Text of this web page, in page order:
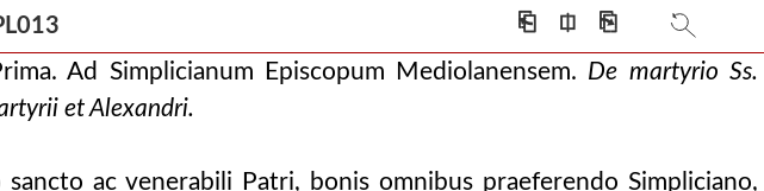
⎗ ⎅ ⎘
Ad Simplicianum Episcopum Mediolanensem. De martyrio Ss.
et Alexandri.
sancto ac venerabili Patri, bonis omnibus praeferendo Simpliciano,